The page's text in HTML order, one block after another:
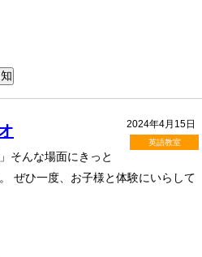
2024年4月15日
英語教室
そんな場面にきっと
ぜひ一度、お子様と体験にいらして